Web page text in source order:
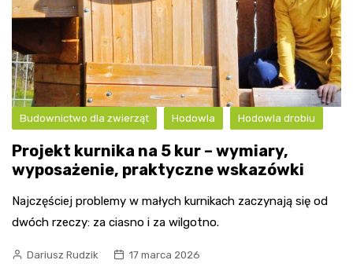
Budownictwo dla zwierząt Hodowla Hodowla drobiu
Projekt kurnika na 5 kur – wymiary,
wyposażenie, praktyczne wskazówki
Najczęściej problemy w małych kurnikach zaczynają się od
dwóch rzeczy: za ciasno i za wilgotno.
Dariusz Rudzik 17 marca 2026